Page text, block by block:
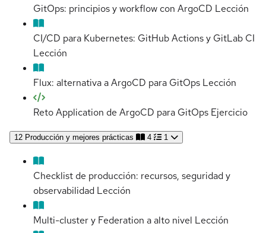
GitOps: principios y workflow con ArgoCD Lección
CI/CD para Kubernetes: GitHub Actions y GitLab CI
Lección
Flux: alternativa a ArgoCD para GitOps Lección
Reto Application de ArgoCD para GitOps Ejercicio
12 Producción y mejores prácticas 4 1
Checklist de producción: recursos, seguridad y
observabilidad Lección
Multi-cluster y Federation a alto nivel Lección